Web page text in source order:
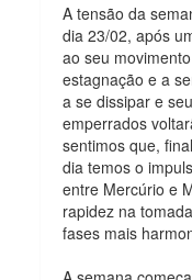
A tensão da
dia 23/02, após
ao seu
estagnação e a
a se dissipar e
emperrados
sentimos que,
dia temos o
entre Mercúrio e
rapidez na
fases mais